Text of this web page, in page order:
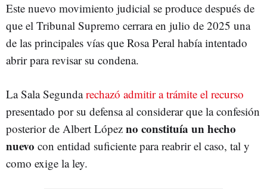
Este nuevo movimiento judicial se produce después de
que el Tribunal Supremo cerrara en julio de 2025 una
de las principales vías que Rosa Peral había intentado
abrir para revisar su condena.
La Sala Segundarechazó admitir a trámite el recurso
presentado por su defensa al considerar que la confesión
posterior de Albert López no constituía un hecho
nuevo con entidad suficiente para reabrir el caso, tal y
como exige la ley.